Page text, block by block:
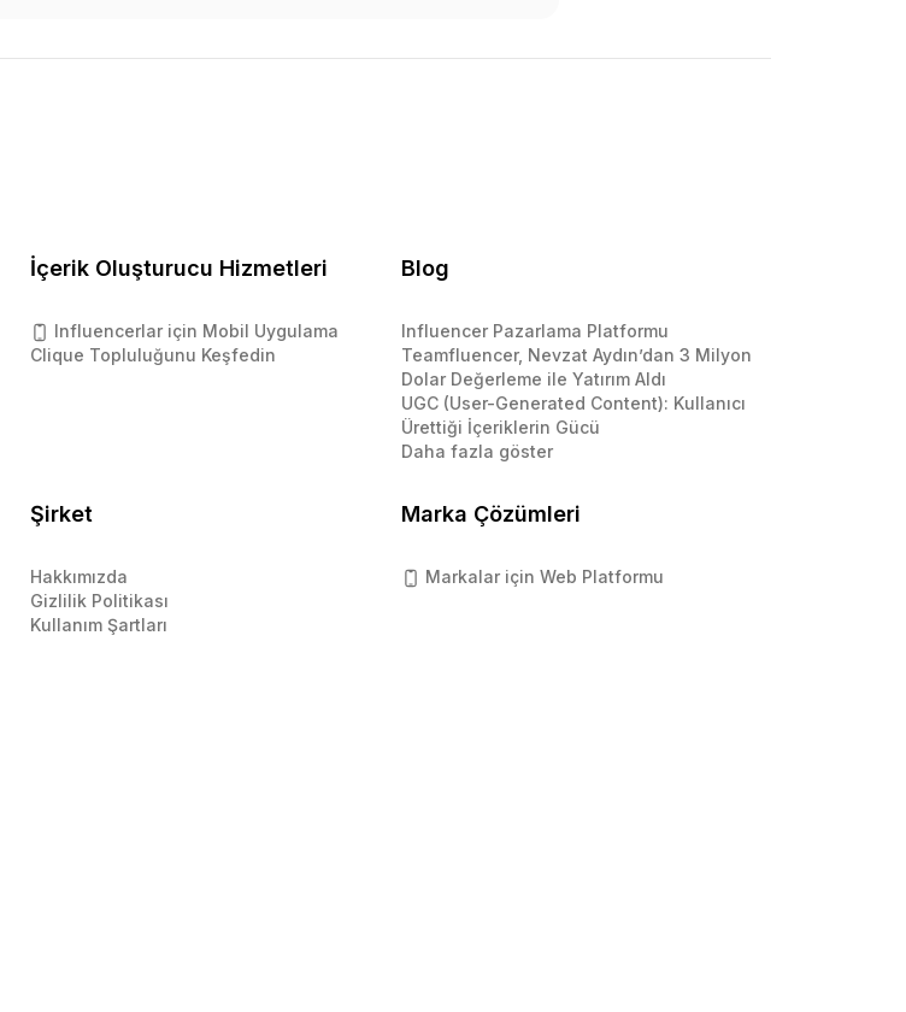
İçerik Oluşturucu Hizmetleri
Influencerlar için Mobil Uygulama
Clique Topluluğunu Keşfedin
Blog
Influencer Pazarlama Platformu
Teamfluencer, Nevzat Aydın’dan 3 Milyon
Dolar Değerleme ile Yatırım Aldı
UGC (User-Generated Content): Kullanıcı
Ürettiği İçeriklerin Gücü
Daha fazla göster
Şirket
Hakkımızda
Gizlilik Politikası
Kullanım Şartları
Marka Çözümleri
Markalar için Web Platformu